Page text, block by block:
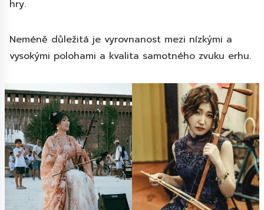
hry.
Neméně důležitá je vyrovnanost mezi nízkými a
vysokými polohami a kvalita samotného zvuku erhu.